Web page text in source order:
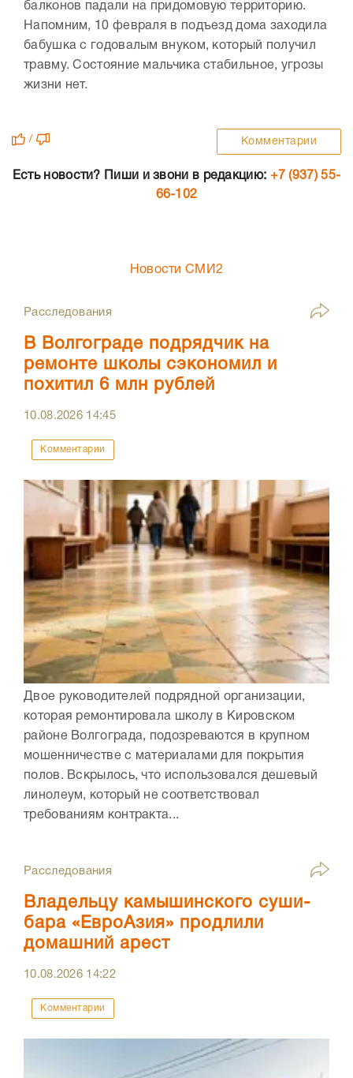
балконов падали на придомовую территорию.
Напомним, 10 февраля в подъезд дома заходила
бабушка с годовалым внуком, который получил
травму. Состояние мальчика стабильное, угрозы
жизни нет.
/ Комментарии
Есть новости? Пиши и звони в редакцию: +7 (937) 55-
66-102
Новости СМИ2
Расследования
В Волгограде подрядчик на
ремонте школы сэкономил и
похитил 6 млн рублей
10.08.2026 14:45
Комментарии
Двое руководителей подрядной организации,
которая ремонтировала школу в Кировском
районе Волгограда, подозреваются в крупном
мошенничестве с материалами для покрытия
полов. Вскрылось, что использовался дешевый
линолеум, который не соответствовал
требованиям контракта...
Расследования
Владельцу камышинского суши-
бара «ЕвроАзия» продлили
домашний арест
10.08.2026 14:22
Комментарии